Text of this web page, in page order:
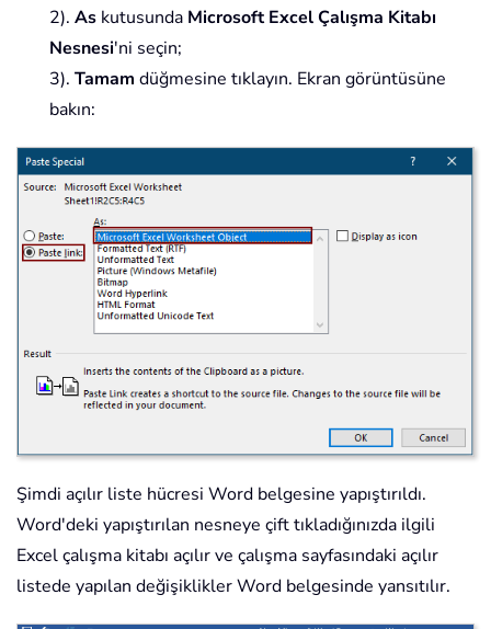
2). As kutusunda Microsoft Excel Çalışma Kitabı
Nesnesi'ni seçin;
3). Tamam düğmesine tıklayın. Ekran görüntüsüne
bakın:
Şimdi açılır liste hücresi Word belgesine yapıştırıldı.
Word'deki yapıştırılan nesneye çift tıkladığınızda ilgili
Excel çalışma kitabı açılır ve çalışma sayfasındaki açılır
listede yapılan değişiklikler Word belgesinde yansıtılır.